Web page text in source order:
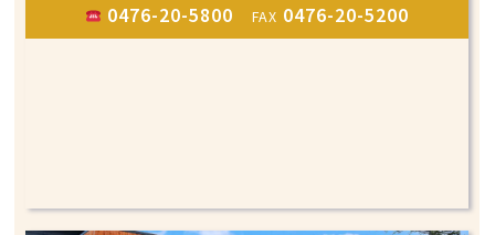
0476-20-5800FAX 0476-20-5200